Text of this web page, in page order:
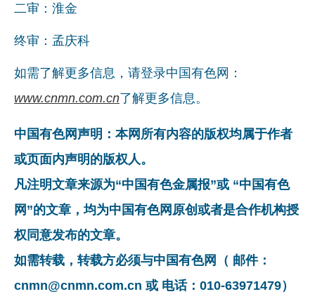
二审：淮金
终审：孟庆科
如需了解更多信息，请登录中国有色网：
www.cnmn.com.cn了解更多信息。
中国有色网声明：本网所有内容的版权均属于作者
或页面内声明的版权人。
凡注明文章来源为“中国有色金属报”或 “中国有色
网”的文章，均为中国有色网原创或者是合作机构授
权同意发布的文章。
如需转载，转载方必须与中国有色网（ 邮件：
cnmn@cnmn.com.cn 或 电话：010-63971479）